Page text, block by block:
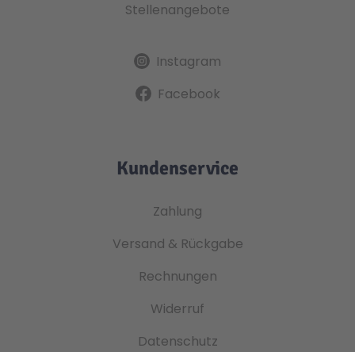
Stellenangebote
Instagram
Facebook
Kundenservice
Zahlung
Versand & Rückgabe
Rechnungen
Widerruf
Datenschutz